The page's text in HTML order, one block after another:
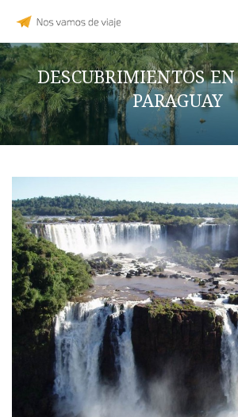
DESCUBRIMIENTOS
PARAGUAY